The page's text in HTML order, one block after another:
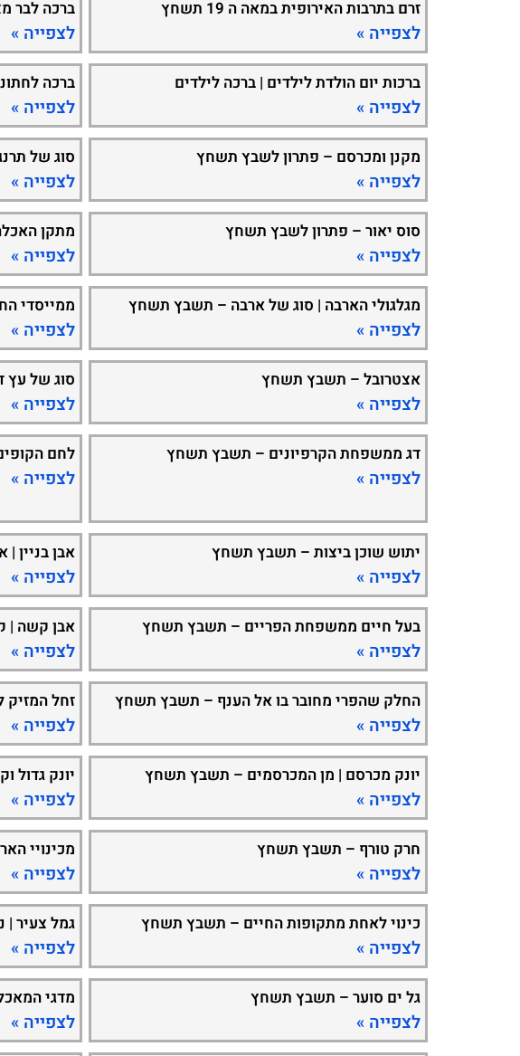
זרם בתרבות האירופית במאה ה 19 תשחץ
לצפייה »
ברכה לבר מצווה – 100+ ברכות
לצפייה »
ברכות יום הולדת לילדים | ברכה לילדים
לצפייה »
ברכה
לצפייה »
מקנן ומכרסם – פתרון לשבץ תשחץ
לצפייה »
סוג של
לצפייה »
סוס יאור – פתרון לשבץ תשחץ
לצפייה »
מתקן
לצפייה »
מגלגולי הארבה | סוג של ארבה – תשבץ תשחץ
לצפייה »
ממייסדי
לצפייה »
אצטרובל – תשבץ תשחץ
לצפייה »
סוג של עץ
לצפייה »
דג ממשפחת הקרפיונים – תשבץ תשחץ
לצפייה »
לחם
לצפייה »
יתוש שוכן ביצות – תשבץ תשחץ
לצפייה »
אבן בניין
לצפייה »
בעל חיים ממשפחת הפריים – תשבץ תשחץ
לצפייה »
אבן קשה |
לצפייה »
החלק שהפרי מחובר בו אל הענף – תשבץ תשחץ
לצפייה »
זחל
לצפייה »
יונק מכרסם | מן המכרסמים – תשבץ תשחץ
לצפייה »
יונק
לצפייה »
חרק טורף – תשבץ תשחץ
לצפייה »
מכינויי
לצפייה »
כינוי לאחת מתקופות החיים – תשבץ תשחץ
לצפייה »
גמל צעיר |
לצפייה »
גל ים סוער – תשבץ תשחץ
לצפייה »
מדגי
לצפייה »